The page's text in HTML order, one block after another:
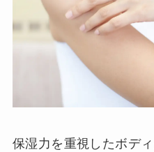
保湿力を重視したボデ